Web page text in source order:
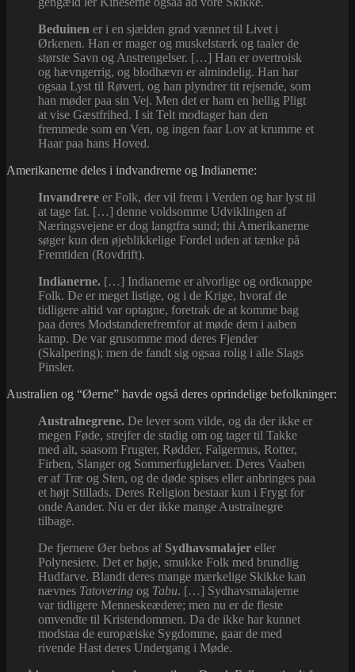
Beduinen er i en sjælden grad vænnet til Livet i
Ørkenen. Han er mager og muskelstærk og taaler de
største Savn og Anstrengelser. […] Han er overtroisk
og hævngerrig, og blodhævn er almindelig. Han har
ogsaa Lyst til Røveri, og han plyndrer tit rejsende, som
han møder paa sin Vej. Men det er ham en hellig Pligt
at vise Gæstfrihed. I sit Telt modtager han den
fremmede som en Ven, og ingen faar Lov at krumme et
Haar paa hans Hoved.
Amerikanerne deles i indvandrerne og Indianerne:
Invandrere er Folk, der vil frem i Verden og har lyst til
at tage fat. […] denne voldsomme Udviklingen af
Næringsvejene er dog langtfra sund; thi Amerikanerne
søger kun den øjeblikkelige Fordel uden at tænke på
Fremtiden (Rovdrift).
Indianerne. […] Indianerne er alvorlige og ordknappe
Folk. De er meget listige, og i de Krige, hvoraf de
tidligere altid var optagne, foretrak de at komme bag
paa deres Modstanderefremfor at møde dem i aaben
kamp. De var grusomme mod deres Fjender
(Skalpering); men de fandt sig ogsaa rolig i alle Slags
Pinsler.
Australien og “Øerne” havde også deres oprindelige befolkninger:
Australnegrene. De lever som vilde, og da der ikke er
megen Føde, strejfer de stadig om og tager til Takke
med alt, saasom Frugter, Rødder, Falgermus, Rotter,
Firben, Slanger og Sommerfuglelarver. Deres Vaaben
er af Træ og Sten, og de døde spises eller anbringes paa
et højt Stillads. Deres Religion bestaar kun i Frygt for
onde Aander. Nu er der ikke mange Australnegre
tilbage.
De fjernere Øer bebos af Sydhavsmalajer eller
Polynesiere. Det er høje, smukke Folk med brundlig
Hudfarve. Blandt deres mange mærkelige Skikke kan
nævnes Tatovering og Tabu. […] Sydhavsmalajerne
var tidligere Menneskeædere; men nu er de fleste
omvendte til Kristendommen. Da de ikke har kunnet
modstaa de europæiske Sygdomme, gaar de med
rivende Hast deres Undergang i Møde.